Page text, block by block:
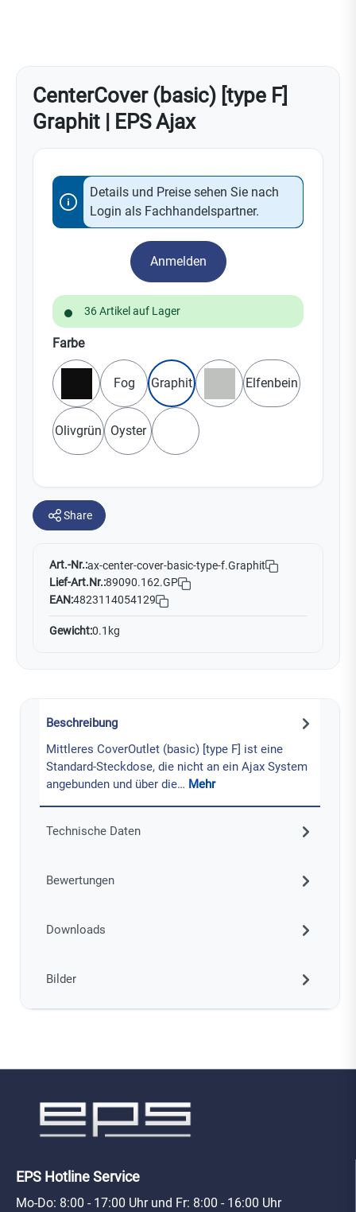
CenterCover (basic) [type F]
Graphit | EPS Ajax
Details und Preise sehen Sie nach
Login als Fachhandelspartner.
Anmelden
36 Artikel auf Lager
Farbeauswählen
Schwarz
Fog Graphit
Grau
Elfenbein
Olivgrün Oyster
Weiß
Share
Art.-Nr.:ax-center-cover-basic-type-f.Graphit
Lief-Art.Nr.:89090.162.GP
EAN:4823114054129
Gewicht:0.1kg
Beschreibung
Mittleres CoverOutlet (basic) [type F] ist eine
Standard-Steckdose, die nicht an ein Ajax System
angebunden und über die… Mehr
Technische Daten
Bewertungen
Downloads
Bilder
EPS Hotline Service
Mo-Do: 8:00 - 17:00 Uhr und Fr: 8:00 - 16:00 Uhr